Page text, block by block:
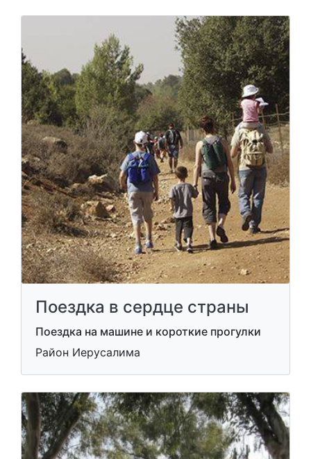
Поездка в сердце страны
Поездка на машине и короткие прогулки
Район Иерусалима